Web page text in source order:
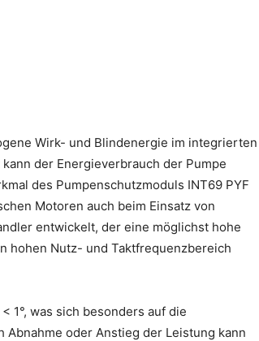
Wirk- und Blindenergie im integrierten
der Energieverbrauch der Pumpe
des Pumpenschutzmoduls INT69 PYF
Motoren auch beim Einsatz von
entwickelt, der eine möglichst hohe
hohen Nutz- und Taktfrequenzbereich
1°, was sich besonders auf die
oder Anstieg der Leistung kann